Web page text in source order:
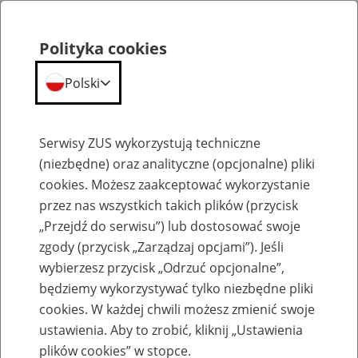
Emerytury
Baza zlikwidowanych lub
przekształconych zakładów pracy
Polityka cookies
Polski
Serwisy ZUS wykorzystują techniczne
(niezbędne) oraz analityczne (opcjonalne) pliki
cookies. Możesz zaakceptować wykorzystanie
przez nas wszystkich takich plików (przycisk
„Przejdź do serwisu”) lub dostosować swoje
zgody (przycisk „Zarządzaj opcjami”). Jeśli
wybierzesz przycisk „Odrzuć opcjonalne”,
będziemy wykorzystywać tylko niezbędne pliki
cookies. W każdej chwili możesz zmienić swoje
ustawienia. Aby to zrobić, kliknij „Ustawienia
plików cookies” w stopce.